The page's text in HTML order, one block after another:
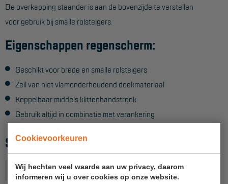
Cookievoorkeuren
Wij hechten veel waarde aan uw privacy, daarom
informeren wij u over cookies op onze website.
Rolsteigers
Gevelsteigers
Steiger overkapping
Hangbruginstallaties
Schilderwerkzaamheden
Hoogwerkers
De overkapping staander is aan de bovenzijde te verstellen
voor gebruik bij smalle rolsteigers.
Eigenschappen regenscherm:
Geschikt voor brede en smalle rolsteigers
Zeil van niet vlamonderhoudend doekmateriaal
Koppelbaar middels klittenbandstrook
Gebruik altijd in combinatie met verankering
SPECIFICATIES
Uitvoering lengte 250